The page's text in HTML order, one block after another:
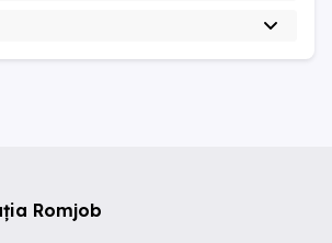
Romjob